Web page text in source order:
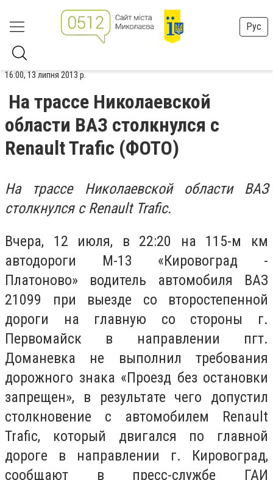
Рус
16:00, 13 липня 2013 р.
На трассе Николаевской
области ВАЗ столкнулся с
Renault Trafic (ФОТО)
На трассе Николаевской области ВАЗ
столкнулся с Renault Trafic.
Вчера, 12 июля, в 22:20 на 115-м км
автодороги М-13 «Кировоград -
Платоново» водитель автомобиля ВАЗ
21099 при выезде со второстепенной
дороги на главную со стороны г.
Первомайск в направлении пгт.
Доманевка не выполнил требования
дорожного знака «Проезд без остановки
запрещен», в результате чего допустил
столкновение с автомобилем Renault
Trafic, который двигался по главной
дороге в направлении г. Кировоград,
сообщают в пресс-службе ГАИ